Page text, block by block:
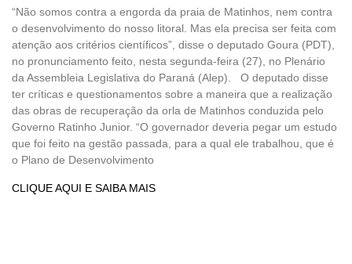
“Não somos contra a engorda da praia de Matinhos, nem contra
o desenvolvimento do nosso litoral. Mas ela precisa ser feita com
atenção aos critérios científicos”, disse o deputado Goura (PDT),
no pronunciamento feito, nesta segunda-feira (27), no Plenário
da Assembleia Legislativa do Paraná (Alep). O deputado disse
ter críticas e questionamentos sobre a maneira que a realização
das obras de recuperação da orla de Matinhos conduzida pelo
Governo Ratinho Junior. “O governador deveria pegar um estudo
que foi feito na gestão passada, para a qual ele trabalhou, que é
o Plano de Desenvolvimento
CLIQUE AQUI E SAIBA MAIS